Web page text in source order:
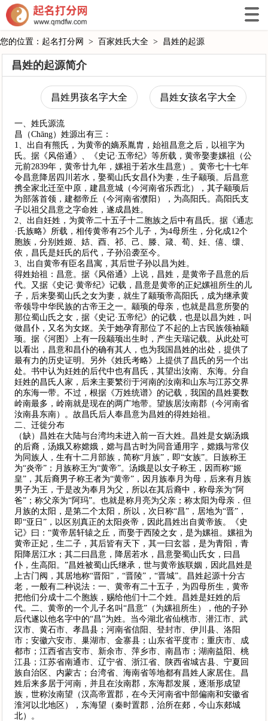
您的位置： 起名打分网 > 百家姓氏大全 > 昌姓的起源
昌姓的起源简介
昌姓男孩名字大全 昌姓女孩名字大全
一、姓氏源流
昌（Chāng）姓源出有三：
1、出自有熊氏，为黄帝的嫡系胤胄，始祖昌意之后，以祖字为
氏。据《风俗通》、《史记·五帝纪》等所载，黄帝娶妻嫘祖（公
元前2839年，黄帝廿九年，嫘祖于若水生昌意）。黄帝七十七年
令昌意降居四川若水，娶蜀山氏女昌仆为妻，生子颛顼。后昌意
携全家北迁至中原，建昌意城（今河南省乐西北），其子颛顼后
为部落首领，建都帝丘（今河南省濮阳），为高阳氏。高阳氏支
子以祖父昌意之字命姓，遂成昌姓。
2、出自妊姓，为黄帝二十五子十二胞族之后中有昌氏。据《通志
·氏族略》所载，相传黄帝有25个儿子，为4母所生，分化成12个
胞族，分别姓姬、姞、酉、祁、己、滕、箴、荀、妊、僖、缳、
依，昌氏是妊氏的后代，子孙沿袭至今。
3、出自黄帝有臣名昌寓，其后世子孙以昌为姓。
得姓始祖：昌意。据《风俗通》上说，昌姓，是黄帝子昌意的后
代。又据《史记·黄帝纪》记载，昌意是黄帝的正妃嫘祖所生的儿
子，后来娶蜀山氏之女为妻，就生了颛顼帝高阳氏，成为继承黄
帝领导中华民族的古帝王之一。颛顼的母亲，也就是昌意所娶的
那位蜀山氏之女，据《史记·五帝纪》的记载，也是以昌为姓，叫
做昌仆，又名为女妪。关于她孕育那位了不起的上古民族领袖颛
顼。据《河图》上有一段颛顼出生时，产生天瑞记载。从此处可
以看出，昌意和昌仆的确有其人，也为我国昌姓的出处，提供了
最有力的历史证明。另外《姓氏考略》上提供了昌氏的另一个出
处。书中认为妊姓的后代中也有昌氏，其望出汝南、东海。分自
妊姓的昌氏人家，后来主要繁衍于河南的汝南和山东与江苏交界
的东海一带。不过，根据《万姓统谱》的记载，我国的昌姓要数
岭南最多，岭南就是现在的两广地带。望族居汝南郡（今河南省
汝南县东南）。故昌氏后人奉昌意为昌姓的得姓始祖。
二、迁徙分布
（缺）昌姓在大陆与台湾均未进入前一百大姓。昌姓是女娲汤娥
的后裔，汤娥又称嫦娥，嫦与昌古时为同音通用字，嫦娥与常仪
为同族人，生有十二月部族，简称“月族”，即“女族”。日族称王
为“炎帝”；月族称王为“黄帝”。汤娥是以女子称王，因而称“姬
皇”，其后裔男子称王者为“黄帝”，因月族奉月为母，后来有月族
男子为王，于是改为奉月为父，所以在其后裔中，称母亲为“阿
爸”；称父亲为“阿玛”。也就是称月亮为父亲；称太阳为母亲．但
月族的太阳，是第二个太阳，所以，次日称“昌”，居地为“晋”，
即“亚日”，以区别真正的太阳炎帝，因此昌姓出自黄帝族。《史
记》曰：“黄帝居轩辕之丘，而娶于西陵之女，是为嫘祖。嫘祖为
黄帝正妃，生二子，其后皆有天下，其一曰玄嚣，是为青阳，青
阳降居江水；其二曰昌意，降居若水，昌意娶蜀山氏女，曰昌
仆，生高阳。”昌姓被蜀山氏继承，世与黄帝族联姻，因此昌姓是
上古门阀，其居地称“晋阳”，“晋陵”，“晋城”。昌姓起源十分古
老，一般有二种说法：一、黄帝有二十五子，为四母所生，黄帝
把他们分成十二个胞族，赐给他们十二个姓。昌姓是妊姓的后
代。二、黄帝的一个儿子名叫“昌意”（为嫘祖所生），他的子孙
后代遂以他名字中的“昌”为姓。当今湖北省仙桃市、潜江市、武
汉市、黄石市、孝昌县；河南省信阳、登封市、伊川县、洛阳
市；安徽六安市、巢湖市、金寨县；山东省平度市；重庆市、成
都市；江西省吉安市、新余市、萍乡市、南昌市；湖南益阳、桃
江县；江苏省南通市、辽宁省、浙江省、陕西省城古县、宁夏回
族自治区、内蒙古；台湾省、海南省等地都有昌姓人家居住。昌
姓后来多居于河南，并且在汝南郡，东海郡发展，逐渐形成望
族，世称汝南望（汉高帝置郡，在今天河南省中部偏南和安徽省
淮河以北地区），东海望（秦时置郡，治所在郯，今山东郯城
北）。